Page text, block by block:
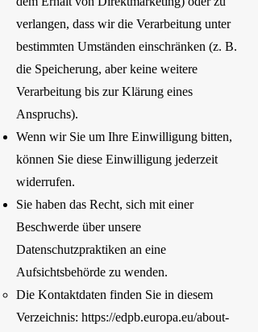
verlangen, dass wir die Verarbeitung unter
bestimmten Umständen einschränken (z. B.
die Speicherung, aber keine weitere
Verarbeitung bis zur Klärung eines
Anspruchs).
Wenn wir Sie um Ihre Einwilligung bitten,
können Sie diese Einwilligung jederzeit
widerrufen.
Sie haben das Recht, sich mit einer
Beschwerde über unsere
Datenschutzpraktiken an eine
Aufsichtsbehörde zu wenden.
Die Kontaktdaten finden Sie in diesem
Verzeichnis: https://edpb.europa.eu/about-